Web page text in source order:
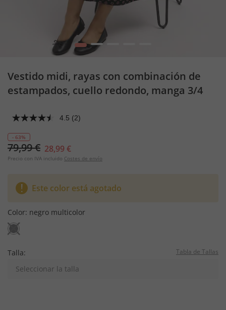
1 2
Vestido midi, rayas con combinación de
estampados, cuello redondo, manga 3/4
4.5 (2)
- 63%
79,99 € 28,99 €
Precio con IVA incluido Costes de envío
Este color está agotado
Color: negro multicolor
Talla: Tabla de Tallas
Seleccionar la talla